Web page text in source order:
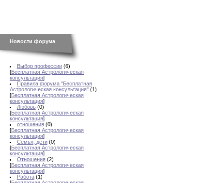
Новости форума
Выбор профессии (6)
[Бесплатная Астрологическая
консультация]
Правила форума "Бесплатная
Астрологическая консультация" (1)
[Бесплатная Астрологическая
консультация]
Любовь (0)
[Бесплатная Астрологическая
консультация]
отношения (0)
[Бесплатная Астрологическая
консультация]
Семья, дети (0)
[Бесплатная Астрологическая
консультация]
Отношения (2)
[Бесплатная Астрологическая
консультация]
Работа (1)